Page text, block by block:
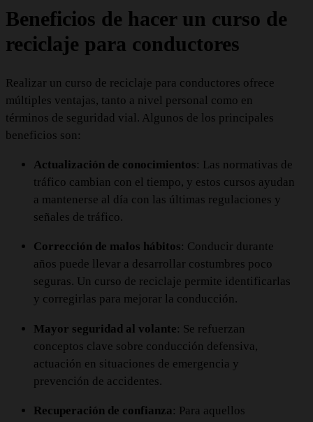
Beneficios de hacer un curso de
reciclaje para conductores
Realizar un curso de reciclaje para conductores ofrece
múltiples ventajas, tanto a nivel personal como en
términos de seguridad vial. Algunos de los principales
beneficios son:
Actualización de conocimientos: Las normativas de
tráfico cambian con el tiempo, y estos cursos ayudan
a mantenerse al día con las últimas regulaciones y
señales de tráfico.
Corrección de malos hábitos: Conducir durante
años puede llevar a desarrollar costumbres poco
seguras. Un curso de reciclaje permite identificarlas
y corregirlas para mejorar la conducción.
Mayor seguridad al volante: Se refuerzan
conceptos clave sobre conducción defensiva,
actuación en situaciones de emergencia y
prevención de accidentes.
Recuperación de confianza : Para aquellos